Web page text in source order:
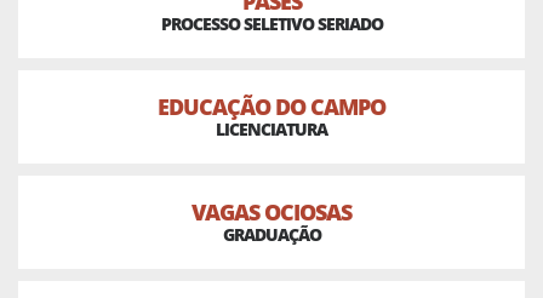
PROCESSO SELETIVO SERIADO
EDUCAÇÃO DO CAMPO
LICENCIATURA
VAGAS OCIOSAS
GRADUAÇÃO